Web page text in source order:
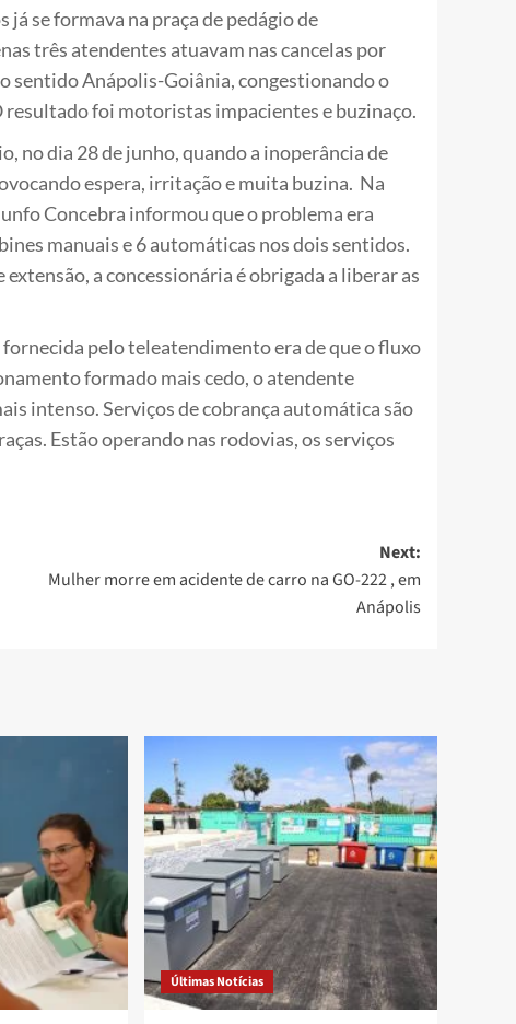
se formava na praça de pedágio de
três atendentes atuavam nas cancelas por
sentido Anápolis-Goiânia, congestionando o
foi motoristas impacientes e buzinaço.
no dia 28 de junho, quando a inoperância de
espera, irritação e muita buzina. Na
Concebra informou que o problema era
manuais e 6 automáticas nos dois sentidos.
a concessionária é obrigada a liberar as
pelo teleatendimento era de que o fluxo
formado mais cedo, o atendente
intenso. Serviços de cobrança automática são
Estão operando nas rodovias, os serviços
Next:
Mulher morre em acidente de carro na GO-222 , em
Anápolis
Últimas Notícias